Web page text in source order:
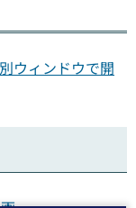
ウィンドウで開